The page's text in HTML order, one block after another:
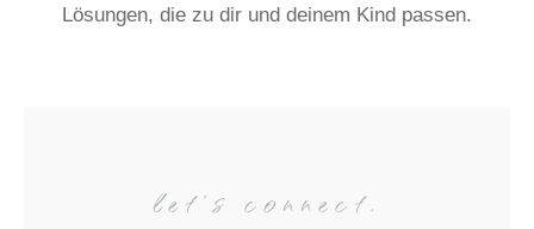
Lösungen, die zu dir und deinem Kind passen.
let's connect.